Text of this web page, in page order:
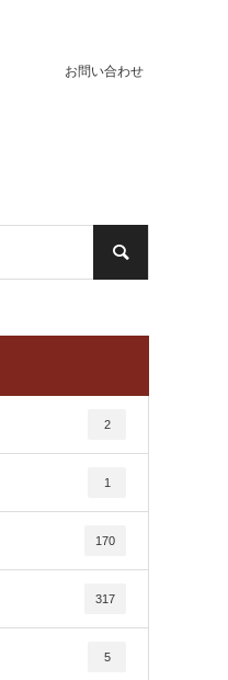
お問い合わせ
2
1
170
317
5